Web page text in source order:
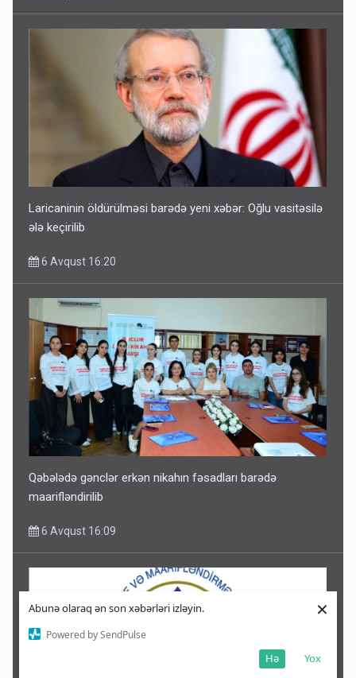
Abunə olaraq ən son xəbərləri izləyin.
Powered by SendPulse
Yox
Hə
×
Laricaninin öldürülməsi barədə yeni xəbər: Oğlu vasitəsilə
ələ keçirilib
6 Avqust 16:20
Qəbələdə gənclər erkən nikahın fəsadları barədə
maarifləndirilib
6 Avqust 16:09